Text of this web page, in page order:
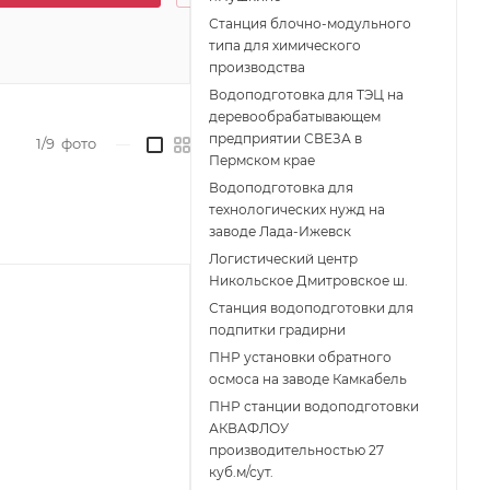
1/9 фото
Станция блочно-модульного
типа для химического
производства
Водоподготовка для ТЭЦ на
деревообрабатывающем
предприятии СВЕЗА в
Пермском крае
Водоподготовка для
технологических нужд на
заводе Лада-Ижевск
Логистический центр
Никольское Дмитровское ш.
Станция водоподготовки для
подпитки градирни
ПНР установки обратного
осмоса на заводе Камкабель
ПНР станции водоподготовки
АКВАФЛОУ
производительностью 27
куб.м/сут.